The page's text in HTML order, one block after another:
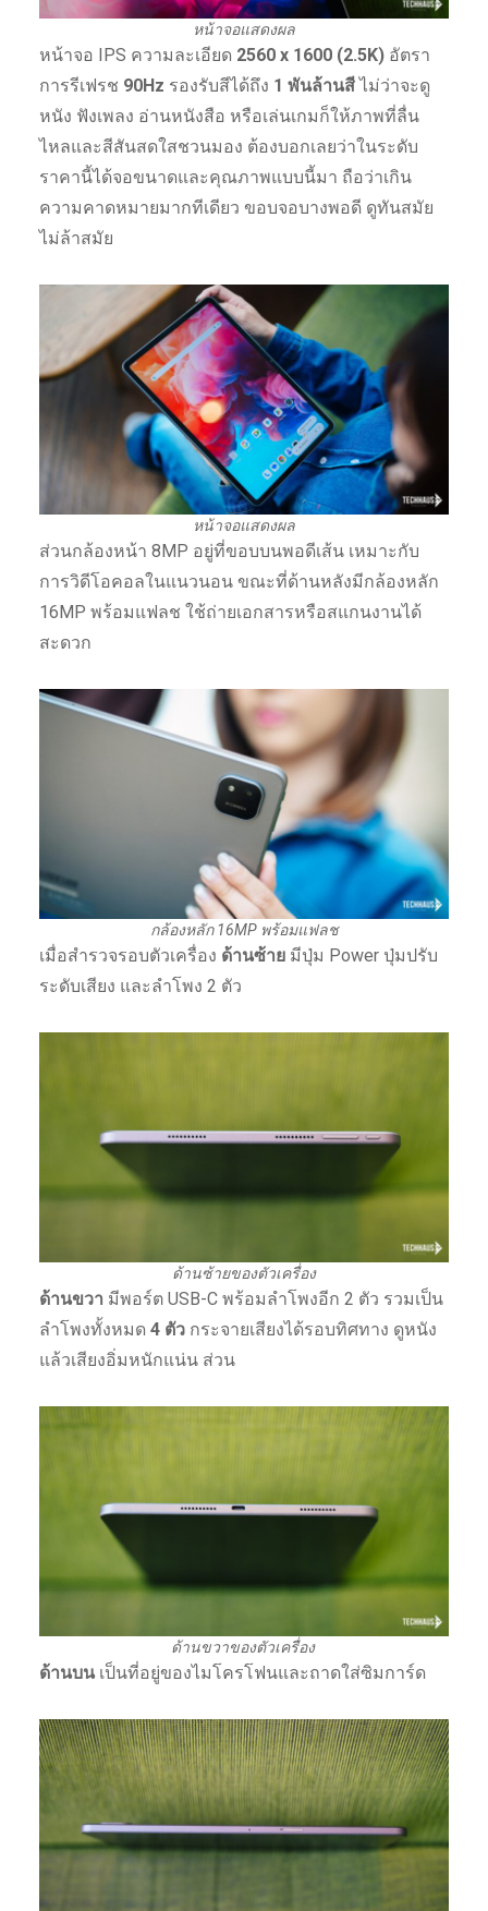
หน้าจอแสดงผล
หน้าจอ IPS ความละเอียด 2560 x 1600 (2.5K)อัตรา
การรีเฟรช 90Hz รองรับสีได้ถึง 1 พันล้านสีไม่ว่าจะดู
หนัง ฟังเพลง อ่านหนังสือ หรือเล่นเกมก็ให้ภาพที่ลื่น
ไหลและสีสันสดใสชวนมอง ต้องบอกเลยว่าในระดับ
ราคานี้ได้จอขนาดและคุณภาพแบบนี้มา ถือว่าเกิน
ความคาดหมายมากทีเดียว ขอบจอบางพอดี ดูทันสมัย
ไม่ล้าสมัย
หน้าจอแสดงผล
ส่วนกล้องหน้า 8MP อยู่ที่ขอบบนพอดีเส้น เหมาะกับ
การวิดีโอคอลในแนวนอน ขณะที่ด้านหลังมีกล้องหลัก
16MP พร้อมแฟลช ใช้ถ่ายเอกสารหรือสแกนงานได้
สะดวก
กล้องหลัก 16MP พร้อมแฟลช
เมื่อสำรวจรอบตัวเครื่อง ด้านซ้ายมีปุ่ม Power ปุ่มปรับ
ระดับเสียง และลำโพง 2 ตัว
ด้านซ้ายของตัวเครื่อง
ด้านขวา มีพอร์ต USB-C พร้อมลำโพงอีก 2 ตัว รวมเป็น
ลำโพงทั้งหมด 4 ตัวกระจายเสียงได้รอบทิศทาง ดูหนัง
แล้วเสียงอิ่มหนักแน่น ส่วน
ด้านขวาของตัวเครื่อง
ด้านบนเป็นที่อยู่ของไมโครโฟนและถาดใส่ซิมการ์ด